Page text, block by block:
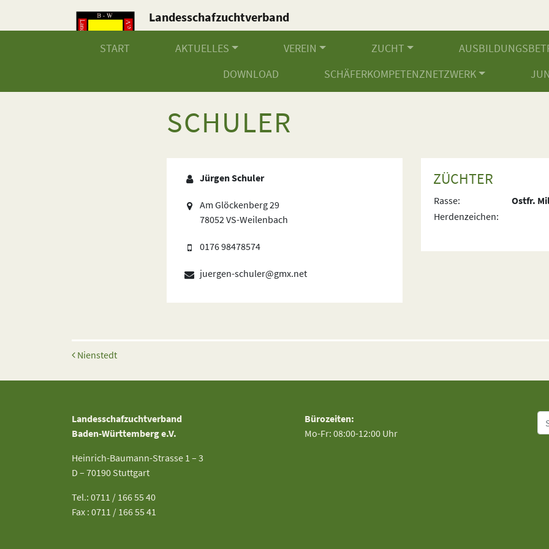
Landesschafzuchtverband
Baden-Württemberg e.V.
START AKTUELLES VEREIN ZUCHT
DOWNLOAD
SCHÄFERKOMPETENZNETZWERK
SCHULER
Jürgen Schuler
Am Glöckenberg 29
78052 VS-Weilenbach
0176 98478574
juergen-schuler@gmx.net
ZÜCHTER
Rasse:
Ostfr.
Herdenzeichen:
Beitrags-Navigation
Nienstedt
Landesschafzuchtverband
Baden-Württemberg e.V.
Heinrich-Baumann-Strasse 1 – 3
D – 70190 Stuttgart
Tel.: 0711 / 166 55 40
Fax : 0711 / 166 55 41
Bürozeiten:
Mo-Fr: 08:00-12:00 Uhr